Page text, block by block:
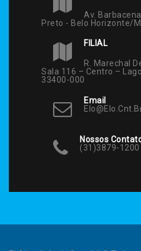
Av.
Preto - Belo Horizonte/
FILIAL
R. Marechal
Sala 116 – Centro –
33400-000
Email
Nossos
(31)3879-1200